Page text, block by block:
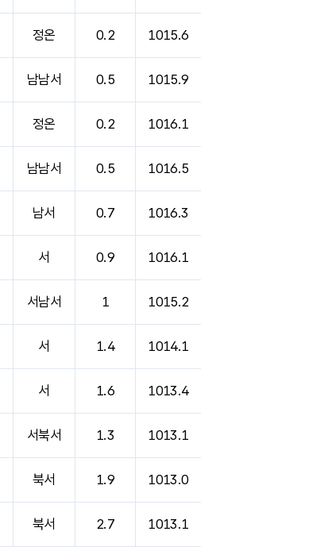
정온 0.2 1015.6
남남서 0.5 1015.9
정온 0.2 1016.1
남남서 0.5 1016.5
남서 0.7 1016.3
서 0.9 1016.1
서남서 1 1015.2
서 1.4 1014.1
서 1.6 1013.4
서북서 1.3 1013.1
북서 1.9 1013.0
북서 2.7 1013.1